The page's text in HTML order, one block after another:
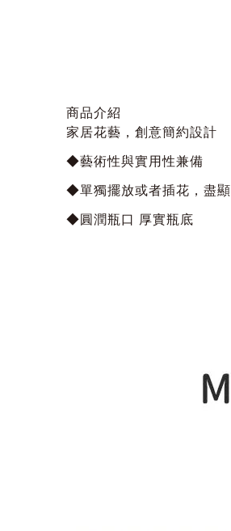
商品介紹
家居花藝，創意簡約設計
◆藝術性與實用性兼備
◆單獨擺放或者插花，盡
◆圓潤瓶口 厚實瓶底